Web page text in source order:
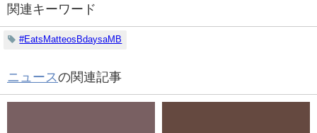
関連キーワード
#EatsMatteosBdaysaMB
ニュースの関連記事